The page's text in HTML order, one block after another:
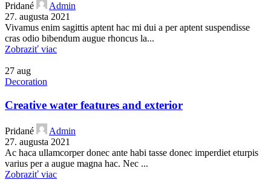
Pridané
Admin
27. augusta 2021
Vivamus enim sagittis aptent hac mi dui a per aptent suspendisse
cras odio bibendum augue rhoncus la...
Zobraziť viac
27 aug
Decoration
Creative water features and exterior
Pridané
Admin
27. augusta 2021
Ac haca ullamcorper donec ante habi tasse donec imperdiet eturpis
varius per a augue magna hac. Nec ...
Zobraziť viac